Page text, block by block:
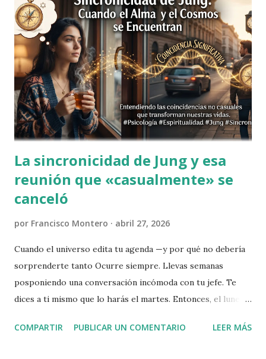
repositorio universal del conocimiento eterno. Ahora bien:
si el universo tiene una memoria perfecta de cada instante
desde el Big Bang, ¿cómo es posible que tú no recuerdes
dónde dejaste las llaves hace diez minutos? "El akasha lo
recuerda todo. Tú, sin embargo, pusiste el móvil encima del
cargador mientras hablabas por teléfono y ahora buscas el
cargador con el móvil en la mano." El registro akáshico
como ex...
La sincronicidad de Jung y esa
reunión que «casualmente» se
canceló
por Francisco Montero abril 27, 2026
Cuando el universo edita tu agenda —y por qué no debería
sorprenderte tanto Ocurre siempre. Llevas semanas
posponiendo una conversación incómoda con tu jefe. Te
dices a ti mismo que lo harás el martes. Entonces, el lunes
mañana». Y sientes algo que no es alivio del todo. Es más
COMPARTIR PUBLICAR UN COMENTARIO LEER MÁS